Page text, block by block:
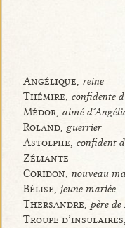
Angélique, reine
Thémire, confidente
Médor, aimé
Roland, guerrier
Astolphe, confident
Zéliante
Coridon, nouveau
Bélise, jeune mariée
Thersandre, père de
Troupe